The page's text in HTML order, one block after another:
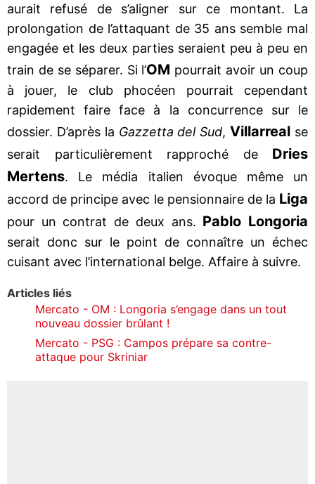
aurait refusé de s’aligner sur ce montant. La
prolongation de l’attaquant de 35 ans semble mal
engagée et les deux parties seraient peu à peu en
train de se séparer. Si l’OM pourrait avoir un coup
à jouer, le club phocéen pourrait cependant
rapidement faire face à la concurrence sur le
dossier. D’après la Gazzetta del Sud,Villarreal se
serait particulièrement rapproché de Dries
Mertens. Le média italien évoque même un
accord de principe avec le pensionnaire de la Liga
pour un contrat de deux ans. Pablo Longoria
serait donc sur le point de connaître un échec
cuisant avec l’international belge. Affaire à suivre.
Articles liés
Mercato - OM : Longoria s’engage dans un tout
nouveau dossier brûlant !
Mercato - PSG : Campos prépare sa contre-
attaque pour Skriniar